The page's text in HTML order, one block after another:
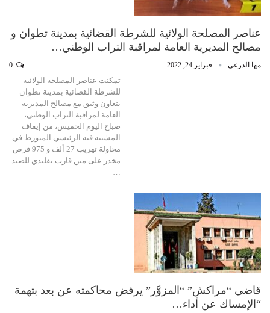
عناصر المصلحة الولائية للشرطة القضائية بمدينة تطوان و
مصالح المديرية العامة لمراقبة التراب الوطني…
مها الدرعي فبراير 24, 2022
تمكنت عناصر المصلحة الولائية
للشرطة القضائية بمدينة تطوان
بتعاون وثيق مع مصالح المديرية
العامة لمراقبة التراب الوطني،
صباح اليوم الخميس، من إيقاف
المشتبه فيه الرئيسي المتورط في
محاولة تهريب 27 ألف و 975 قرص
مخدر على متن قارب تقليدي للصيد.
قاضي “مراكش” “المزوَّر” يرفض محاكمته عن بعد بتهمة
“الإمساك عن أداء…